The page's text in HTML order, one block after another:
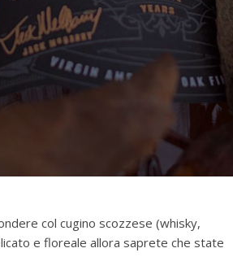
col cugino scozzese (whisky,
e floreale allora saprete che state